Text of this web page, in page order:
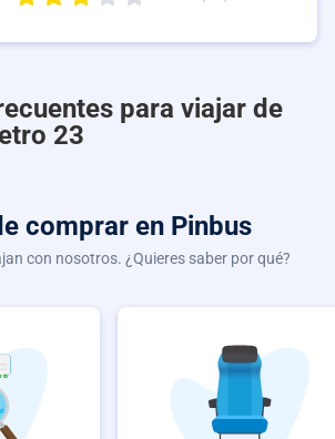
para viajar de
23
comprar en Pinbus
con nosotros. ¿Quieres saber por qué?